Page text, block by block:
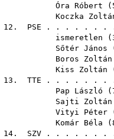
Óra Róbert (
Koczka
12. PSE . . . . . . . .
ismeretlen (
Sőtér János
Boros Zoltán
Kiss Zoltán
13. TTE . . . . . . . .
Pap László (
Sajti Zoltán
Vityi Péter
Komár Béla (
14. SZV . . . . . . . .